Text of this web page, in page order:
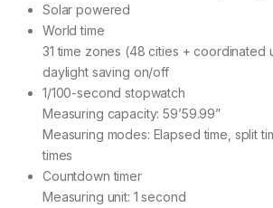
Solar powered
World time
31 time zones (48 cities + coordinated
daylight saving on/off
1/100-second stopwatch
Measuring capacity: 59’59.99”
Measuring modes: Elapsed time, split
times
Countdown timer
Measuring unit: 1 second